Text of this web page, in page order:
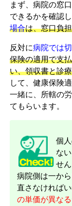
まず、病院の窓
できるかを確認し
場合は、窓口負
反対に病院では
保険の適用で支
い、領収書と診
して、健康保険
一緒に、所轄の
てもらいます。
個
な
せ
病院側は一か
直さなければ
の単価が異な